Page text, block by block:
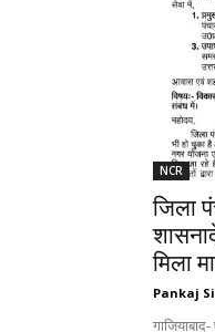
NCR
जिला
मिला
Pankaj